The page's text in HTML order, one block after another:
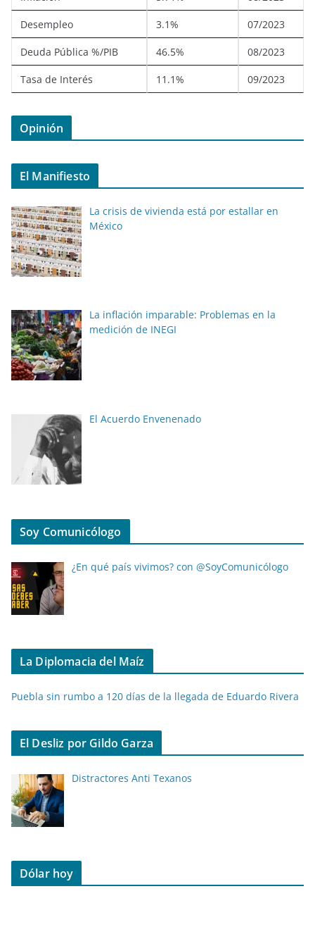
Desempleo 3.1% 07/2023
Deuda Pública %/PIB 46.5% 08/2023
Tasa de Interés 11.1% 09/2023
Opinión
El Manifiesto
La crisis de vivienda está por estallar en
México
La inflación imparable: Problemas en la
medición de INEGI
El Acuerdo Envenenado
Soy Comunicólogo
¿En qué país vivimos? con @SoyComunicólogo
La Diplomacia del Maíz
Puebla sin rumbo a 120 días de la llegada de Eduardo Rivera
El Desliz por Gildo Garza
Distractores Anti Texanos
Dólar hoy